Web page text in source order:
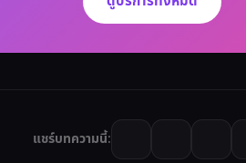
แชร์บทความนี้: